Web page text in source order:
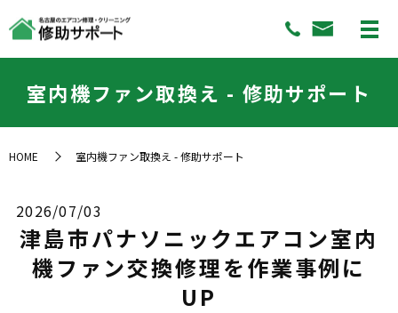
室内機ファン取換え - 修助サポート
HOME 室内機ファン取換え - 修助サポート
2026/07/03
津島市パナソニックエアコン室内
機ファン交換修理を作業事例に
UP